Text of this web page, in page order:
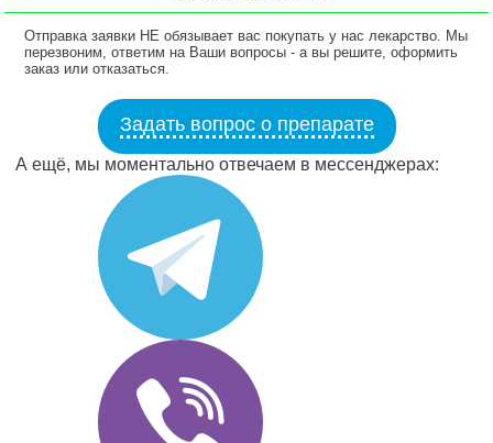
Отправка заявки НЕ обязывает вас покупать у нас лекарство. Мы
перезвоним, ответим на Ваши вопросы - а вы решите, оформить
заказ или отказаться.
Задать вопрос о препарате
А ещё, мы моментально отвечаем в мессенджерах: